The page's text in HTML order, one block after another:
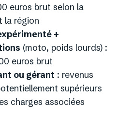
euros brut selon la
la région
+
(moto, poids lourds) :
euros brut
ou gérant : revenus
supérieurs
charges associées